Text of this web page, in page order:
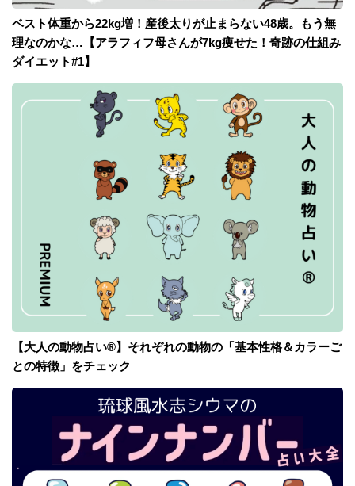
ベスト体重から22kg増！産後太りが止まらない48歳。もう無
理なのかな…【アラフィフ母さんが7kg痩せた！奇跡の仕組み
ダイエット#1】
【大人の動物占い®】それぞれの動物の「基本性格＆カラーご
との特徴」をチェック